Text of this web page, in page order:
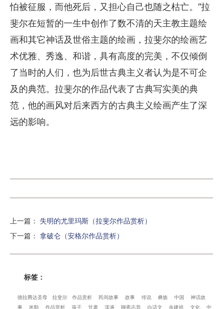
怕被征服，而他死后，又担心自己也随之枯亡。”拉
斐尔在短暂的一生中创作了数不清的天主教主题绘
画和其它神话及世俗主题的绘画，拉斐尔的绘画艺
术优雅、秀逸、和谐，具有高度的完美，不仅倾倒
了当时的人们，也为后世古典主义者认为是不可企
及的典范。拉斐尔的作品代表了古典写实美的典
范，他的画风对后来西方的古典主义绘画产生了深
远的影响。
上一篇 ： 失明的尤里玛斯（拉斐尔作品赏析）
下一篇 ： 拿破仑（安格尔作品赏析）
标签：
德拉腾达圣母 拉斐尔 作品赏析 民间故事 故事 传说 彝族 中国
神话故
事
米勒 作品赏析 孩子 甘肃 漾濞 聊斋志异 白话文 余建祥 文化 中